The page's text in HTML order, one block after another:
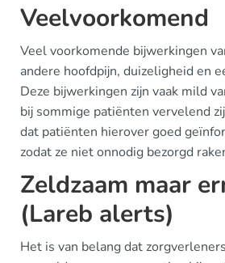
Veelvoorkomend
Veel voorkomende bijwerkingen
andere hoofdpijn, duizeligheid en
Deze bijwerkingen zijn vaak mild
bij sommige patiënten vervelend
dat patiënten hierover goed
zodat ze niet onnodig bezorgd
Zeldzaam maar
(Lareb alerts)
Het is van belang dat